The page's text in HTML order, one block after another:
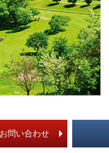
問い合わせ